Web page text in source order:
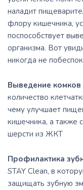
наладит
флору кишечника,
поспособствует
организма. Вот
никогда не
Выведение комков
количество
чему улучшает
кишечника, а также
шерсти из ЖКТ
Профилактика
STAY Clean, в
защищать зубную